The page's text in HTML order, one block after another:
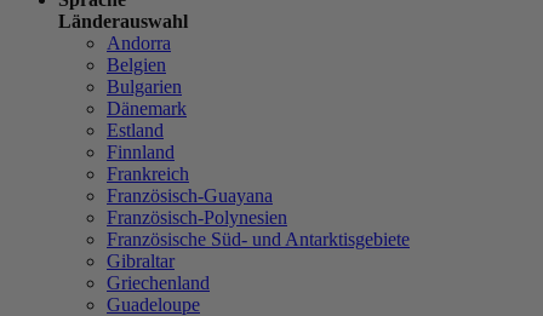
Länderauswahl
Andorra
Belgien
Bulgarien
Dänemark
Estland
Finnland
Frankreich
Französisch-Guayana
Französisch-Polynesien
Französische Süd- und Antarktisgebiete
Gibraltar
Griechenland
Guadeloupe